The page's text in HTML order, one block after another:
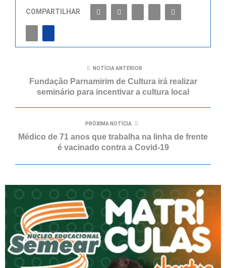
COMPARTILHAR
NOTÍCIA ANTERIOR
Fundação Parnamirim de Cultura irá realizar
seminário para incentivar a cultura local
PRÓXIMA NOTÍCIA
Médico de 71 anos que trabalha na linha de frente
é vacinado contra a Covid-19